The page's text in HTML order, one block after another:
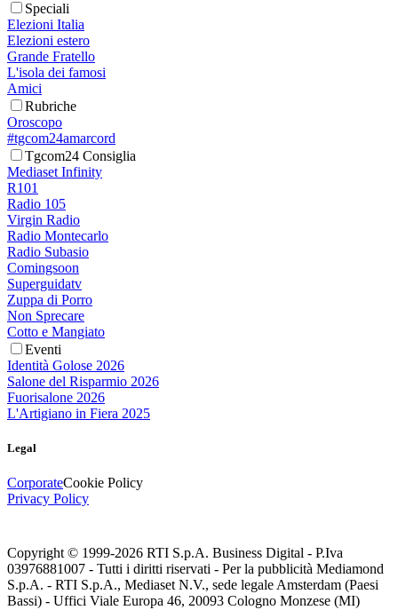
Speciali
Elezioni Italia
Elezioni estero
Grande Fratello
L'isola dei famosi
Amici
Rubriche
Oroscopo
#tgcom24amarcord
Tgcom24 Consiglia
Mediaset Infinity
R101
Radio 105
Virgin Radio
Radio Montecarlo
Radio Subasio
Comingsoon
Superguidatv
Zuppa di Porro
Non Sprecare
Cotto e Mangiato
Eventi
Identità Golose 2026
Salone del Risparmio 2026
Fuorisalone 2026
L'Artigiano in Fiera 2025
Legal
CorporateCookie Policy
Privacy Policy
Copyright © 1999-2026 RTI S.p.A. Business Digital - P.Iva
03976881007 - Tutti i diritti riservati - Per la pubblicità Mediamond
S.p.A. - RTI S.p.A., Mediaset N.V., sede legale Amsterdam (Paesi
Bassi) - Uffici Viale Europa 46, 20093 Cologno Monzese (MI)